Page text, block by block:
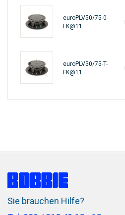
euroPLV50/75-0-
FK@11
euroPLV50/75-T-
FK@11
Sie brauchen Hilfe?